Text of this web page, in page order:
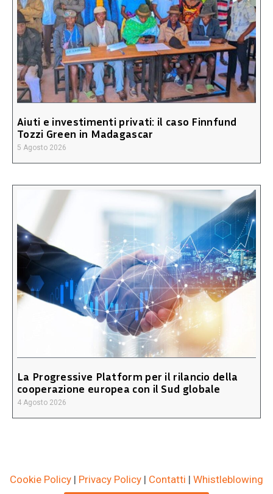
Aiuti e investimenti privati: il caso Finnfund
Tozzi Green in Madagascar
5 Agosto 2026
La Progressive Platform per il rilancio della
cooperazione europea con il Sud globale
4 Agosto 2026
Cookie Policy | Privacy Policy | Contatti | Whistleblowing